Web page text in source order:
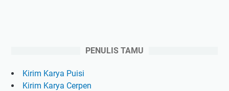
PENULIS TAMU
Kirim Karya Puisi
Kirim Karya Cerpen